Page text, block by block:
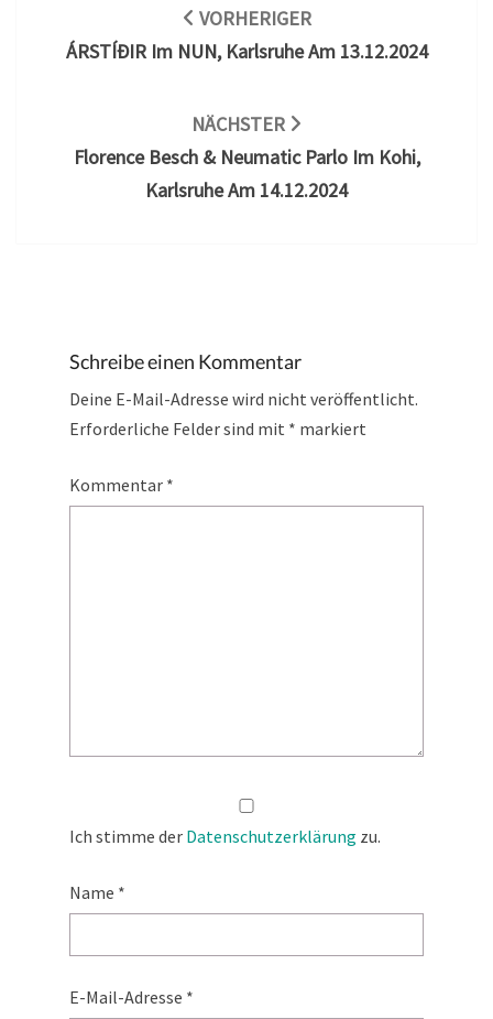
VORHERIGER
ÁRSTÍÐIR Im NUN, Karlsruhe Am 13.12.2024
NÄCHSTER
Florence Besch & Neumatic Parlo Im Kohi,
Karlsruhe Am 14.12.2024
Schreibe einen Kommentar
Deine E-Mail-Adresse wird nicht veröffentlicht.
Erforderliche Felder sind mit * markiert
Kommentar *
Ich stimme der Datenschutzerklärung zu.
Name *
E-Mail-Adresse *